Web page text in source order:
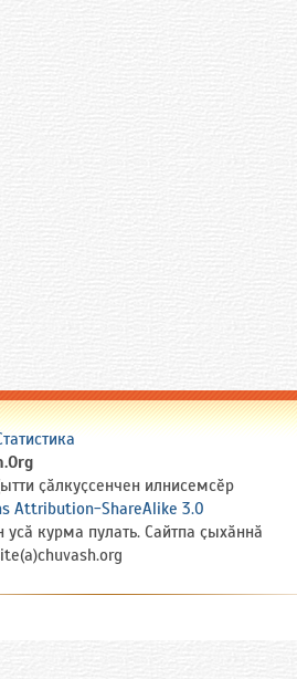
ҫӑлкуҫсенчен илнисемсӗр
Attribution-ShareAlike 3.0
курма пулать. Сайтпа ҫыхӑннӑ